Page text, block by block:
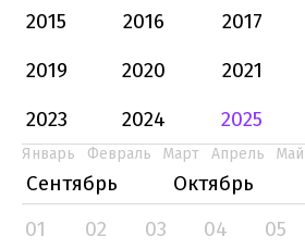
2015
2016 2017
2019
2020 2021
2023
2024 2025
Январь Февраль Март Апрель Май
Сентябрь Октябрь
01 02 03 04 05